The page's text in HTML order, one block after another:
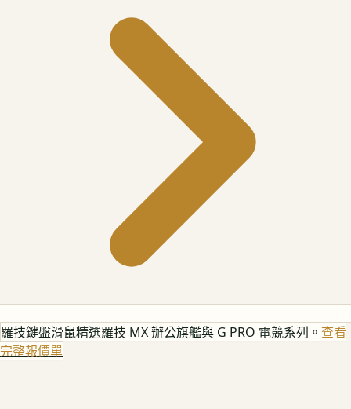
羅技鍵盤滑鼠精選羅技 MX 辦公旗艦與 G PRO 電競系列。 查看
完整報價單